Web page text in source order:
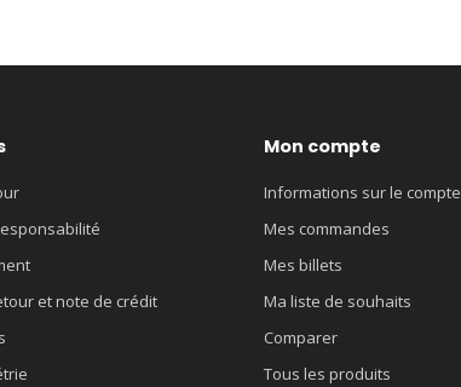
et note de crédit
Mon compte
Informations sur le compte
Mes commandes
Mes billets
Ma liste de souhaits
Comparer
Tous les produits